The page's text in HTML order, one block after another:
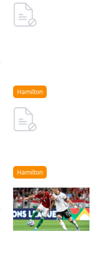
Hamilton
Hamilton